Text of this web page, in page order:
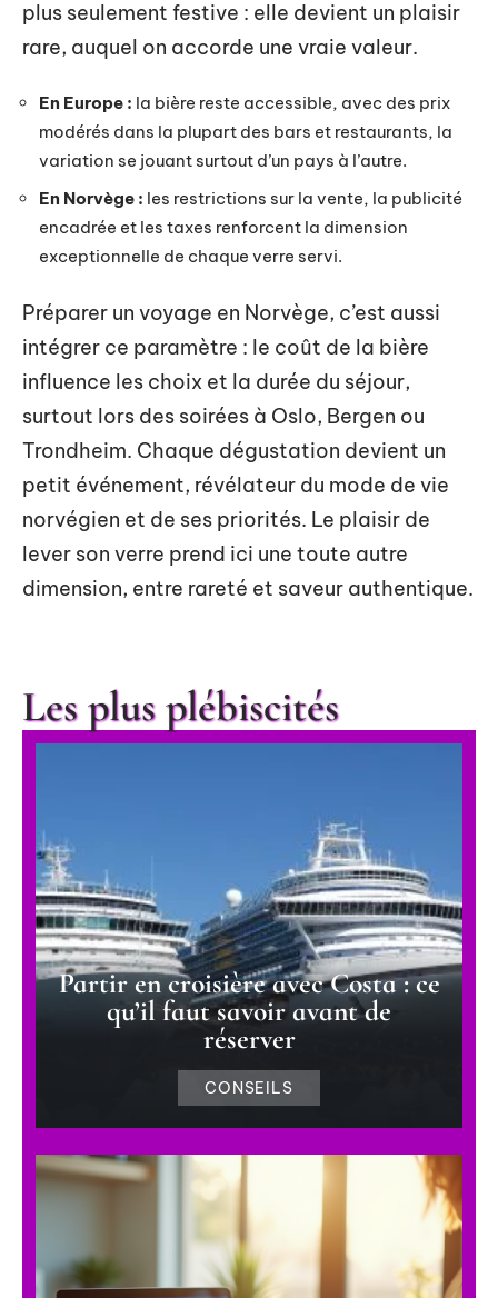
plus seulement festive : elle devient un plaisir
rare, auquel on accorde une vraie valeur.
En Europe : la bière reste accessible, avec des prix
modérés dans la plupart des bars et restaurants, la
variation se jouant surtout d’un pays à l’autre.
En Norvège : les restrictions sur la vente, la publicité
encadrée et les taxes renforcent la dimension
exceptionnelle de chaque verre servi.
Préparer un voyage en Norvège, c’est aussi
intégrer ce paramètre : le coût de la bière
influence les choix et la durée du séjour,
surtout lors des soirées à Oslo, Bergen ou
Trondheim. Chaque dégustation devient un
petit événement, révélateur du mode de vie
norvégien et de ses priorités. Le plaisir de
lever son verre prend ici une toute autre
dimension, entre rareté et saveur authentique.
Les plus plébiscités
Partir en croisière avec Costa : ce
qu’il faut savoir avant de
réserver
CONSEILS